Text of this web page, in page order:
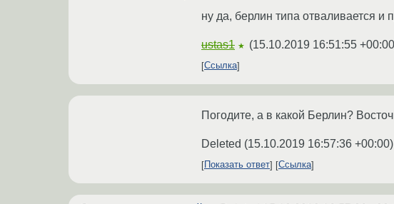
ну да, берлин типа отваливается
ustas1 ★ (15.10.2019 16:51:55 +00:00
Ссылка
Погодите, а в какой Берлин?
Deleted (15.10.2019 16:57:36 +00:00)
Показать ответ Ссылка